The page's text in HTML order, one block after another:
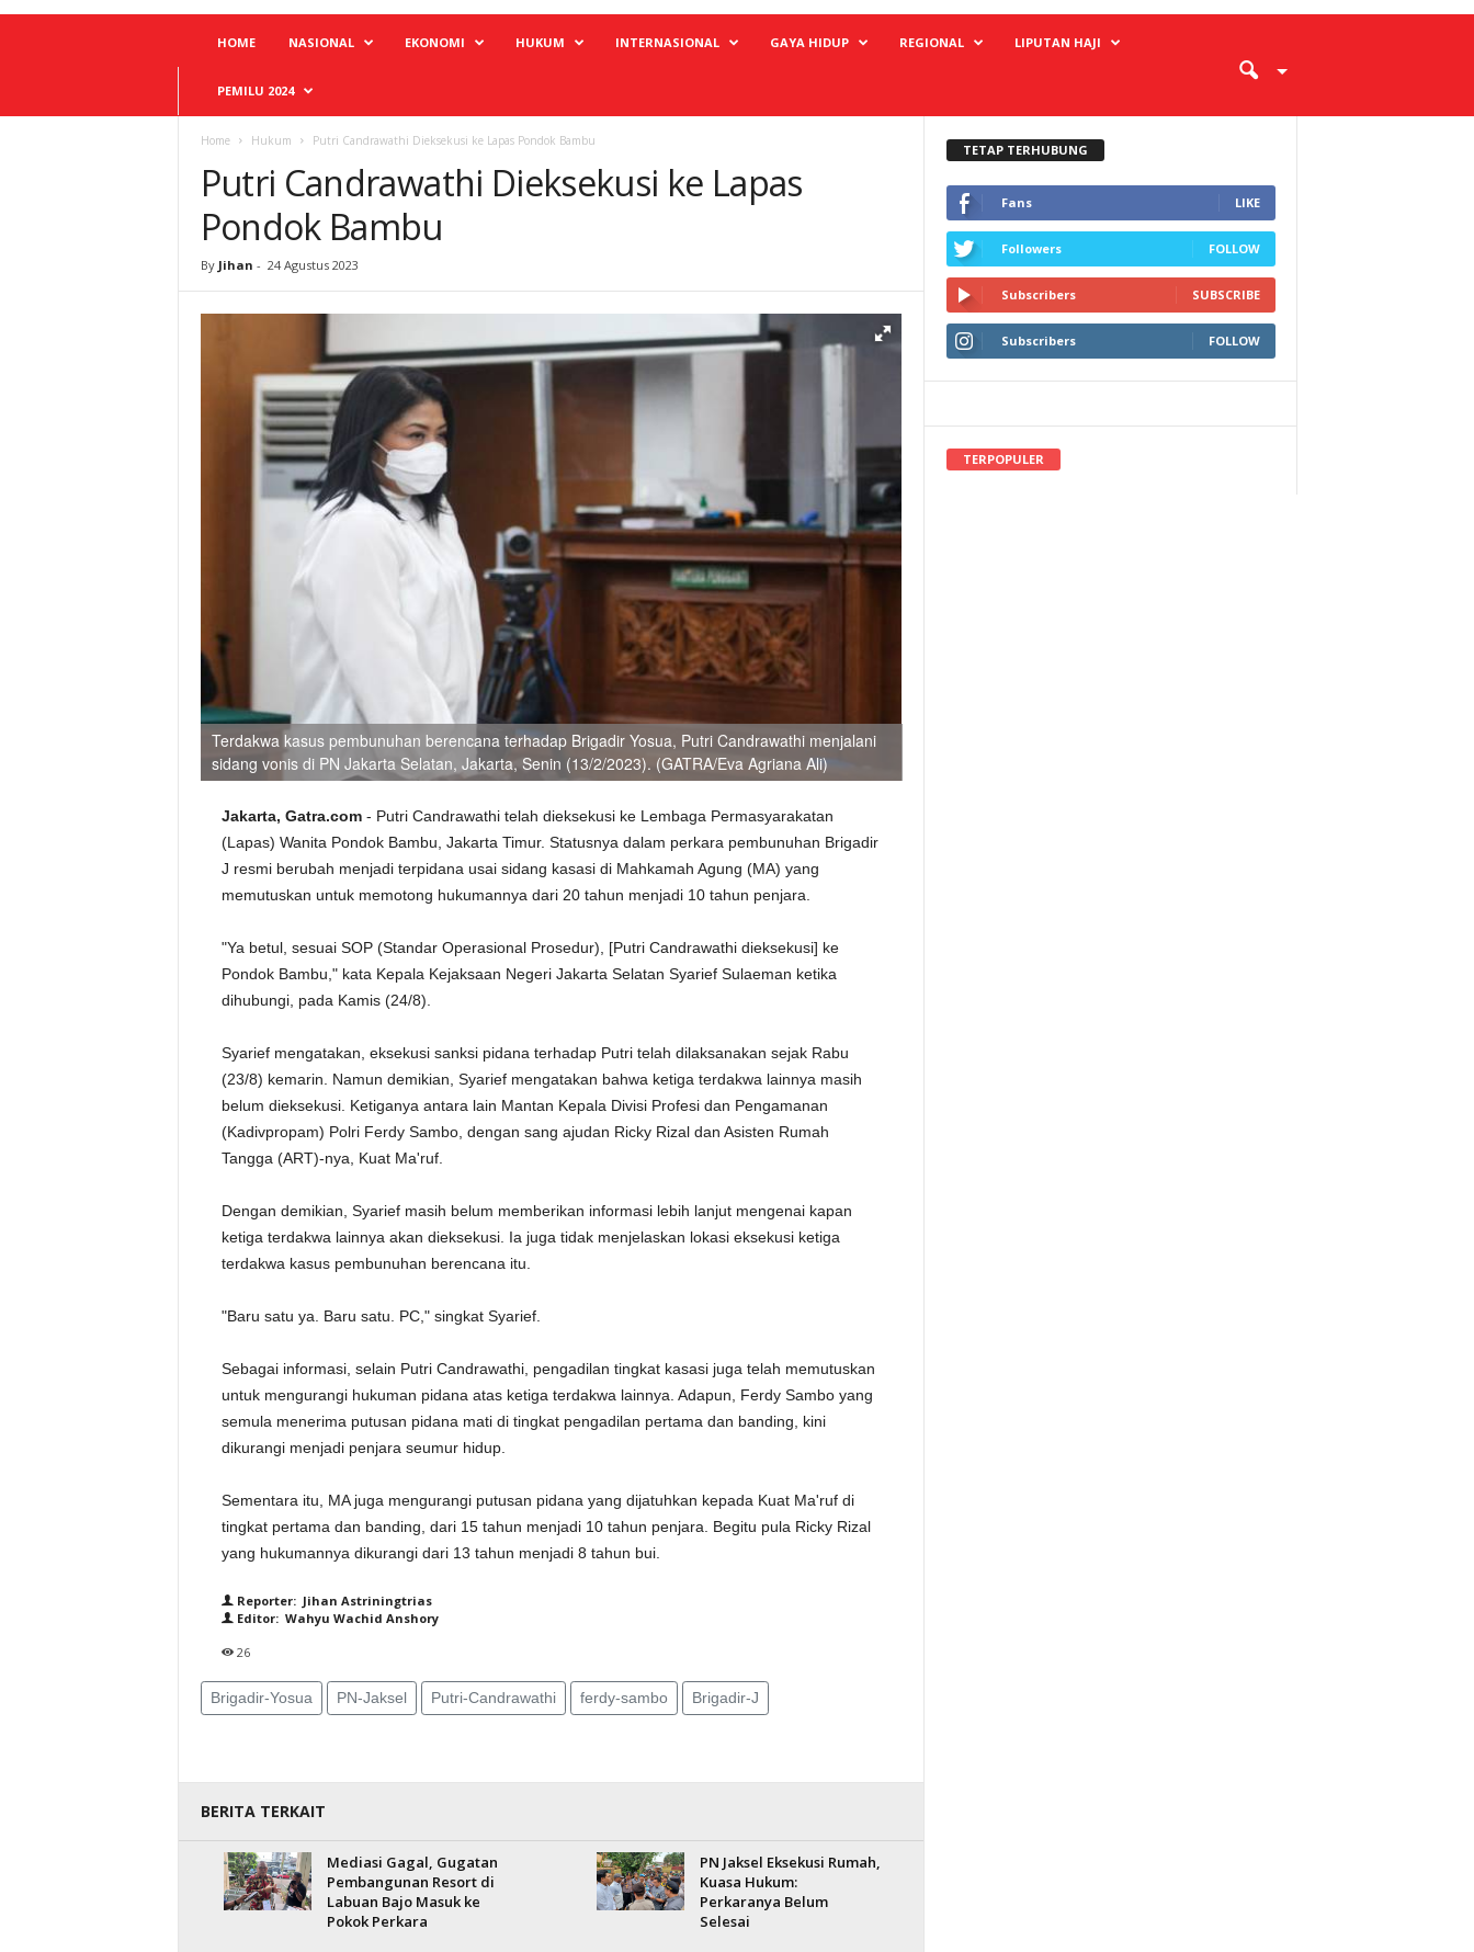
HOME NASIONAL EKONOMI HUKUM INTERNASIONAL GAYA HIDUP REGIONAL LIPUTAN HAJI
PEMILU 2024
Home Hukum Putri Candrawathi Dieksekusi ke Lapas Pondok Bambu
Putri Candrawathi Dieksekusi ke Lapas
Pondok Bambu
By Jihan - 24 Agustus 2023
Terdakwa kasus pembunuhan berencana terhadap Brigadir Yosua, Putri Candrawathi menjalani
sidang vonis di PN Jakarta Selatan, Jakarta, Senin (13/2/2023). (GATRA/Eva Agriana Ali)
Jakarta, Gatra.com- Putri Candrawathi telah dieksekusi ke Lembaga Permasyarakatan
(Lapas) Wanita Pondok Bambu, Jakarta Timur. Statusnya dalam perkara pembunuhan Brigadir
J resmi berubah menjadi terpidana usai sidang kasasi di Mahkamah Agung (MA) yang
memutuskan untuk memotong hukumannya dari 20 tahun menjadi 10 tahun penjara.
"Ya betul, sesuai SOP (Standar Operasional Prosedur), [Putri Candrawathi dieksekusi] ke
Pondok Bambu," kata Kepala Kejaksaan Negeri Jakarta Selatan Syarief Sulaeman ketika
dihubungi, pada Kamis (24/8).
Syarief mengatakan, eksekusi sanksi pidana terhadap Putri telah dilaksanakan sejak Rabu
(23/8) kemarin. Namun demikian, Syarief mengatakan bahwa ketiga terdakwa lainnya masih
belum dieksekusi. Ketiganya antara lain Mantan Kepala Divisi Profesi dan Pengamanan
(Kadivpropam) Polri Ferdy Sambo, dengan sang ajudan Ricky Rizal dan Asisten Rumah
Tangga (ART)-nya, Kuat Ma'ruf.
Dengan demikian, Syarief masih belum memberikan informasi lebih lanjut mengenai kapan
ketiga terdakwa lainnya akan dieksekusi. Ia juga tidak menjelaskan lokasi eksekusi ketiga
terdakwa kasus pembunuhan berencana itu.
"Baru satu ya. Baru satu. PC," singkat Syarief.
Sebagai informasi, selain Putri Candrawathi, pengadilan tingkat kasasi juga telah memutuskan
untuk mengurangi hukuman pidana atas ketiga terdakwa lainnya. Adapun, Ferdy Sambo yang
semula menerima putusan pidana mati di tingkat pengadilan pertama dan banding, kini
dikurangi menjadi penjara seumur hidup.
Sementara itu, MA juga mengurangi putusan pidana yang dijatuhkan kepada Kuat Ma'ruf di
tingkat pertama dan banding, dari 15 tahun menjadi 10 tahun penjara. Begitu pula Ricky Rizal
yang hukumannya dikurangi dari 13 tahun menjadi 8 tahun bui.
Reporter: Jihan Astriningtrias
Editor: Wahyu Wachid Anshory
26
Brigadir-Yosua PN-Jaksel Putri-Candrawathi ferdy-sambo Brigadir-J
BERITA TERKAIT
Mediasi Gagal, Gugatan
Pembangunan Resort di
Labuan Bajo Masuk ke
Pokok Perkara
PN Jaksel Eksekusi Rumah,
Kuasa Hukum:
Perkaranya Belum
Selesai
TETAP TERHUBUNG
Fans LIKE
Followers FOLLOW
Subscribers SUBSCRIBE
Subscribers FOLLOW